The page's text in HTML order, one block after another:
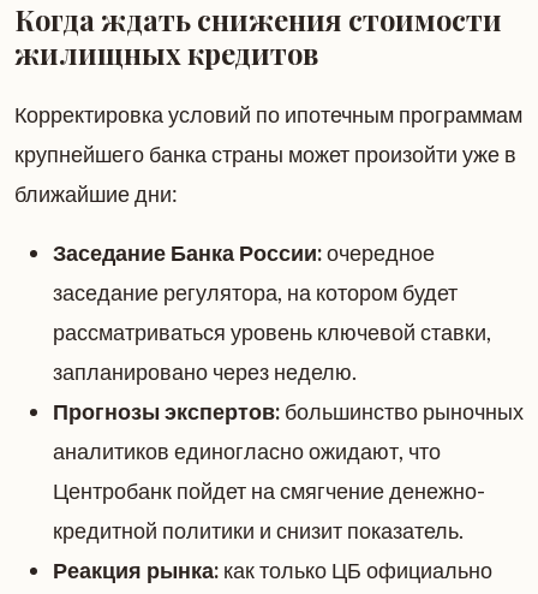
Когда ждать снижения стоимости
жилищных кредитов
Корректировка условий по ипотечным программам
крупнейшего банка страны может произойти уже в
ближайшие дни:
Заседание Банка России:очередное
заседание регулятора, на котором будет
рассматриваться уровень ключевой ставки,
запланировано через неделю.
Прогнозы экспертов: большинство рыночных
аналитиков единогласно ожидают, что
Центробанк пойдет на смягчение денежно-
кредитной политики и снизит показатель.
Реакция рынка: как только ЦБ официально